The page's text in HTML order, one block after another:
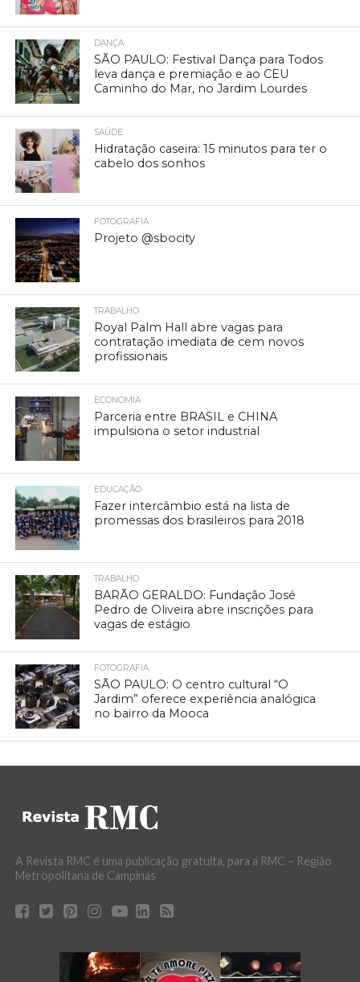
DANÇA
SÃO PAULO: Festival Dança para Todos
leva dança e premiação e ao CEU
Caminho do Mar, no Jardim Lourdes
SAÚDE
Hidratação caseira: 15 minutos para ter o
cabelo dos sonhos
FOTOGRAFIA
Projeto @sbocity
TRABALHO
Royal Palm Hall abre vagas para
contratação imediata de cem novos
profissionais
ECONOMIA
Parceria entre BRASIL e CHINA
impulsiona o setor industrial
EDUCAÇÃO
Fazer intercâmbio está na lista de
promessas dos brasileiros para 2018
TRABALHO
BARÃO GERALDO: Fundação José
Pedro de Oliveira abre inscrições para
vagas de estágio
FOTOGRAFIA
SÃO PAULO: O centro cultural “O
Jardim” oferece experiência analógica
no bairro da Mooca
A Revista RMC é uma publicação gratuita, para a RMC – Região
Metropolitana de Campinas